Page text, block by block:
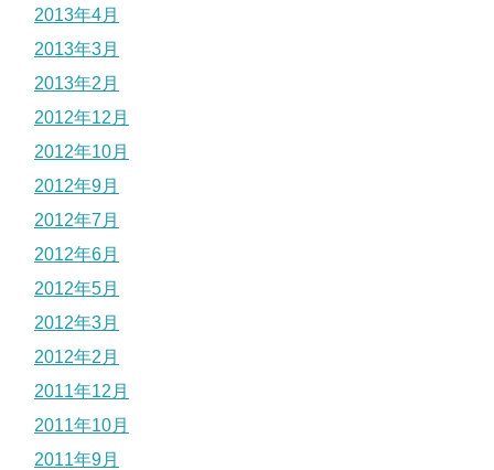
2013年4月
2013年3月
2013年2月
2012年12月
2012年10月
2012年9月
2012年7月
2012年6月
2012年5月
2012年3月
2012年2月
2011年12月
2011年10月
2011年9月